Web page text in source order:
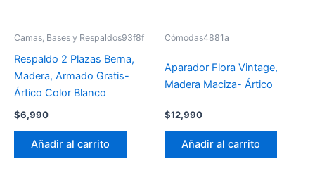
Camas, Bases y Respaldos93f8f
Respaldo 2 Plazas Berna,
Madera, Armado Gratis-
Ártico Color Blanco
$6,990
Añadir al carrito
Cómodas4881a
Aparador Flora Vintage,
Madera Maciza- Ártico
$12,990
Añadir al carrito